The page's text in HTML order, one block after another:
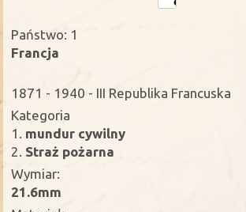
Państwo: 1
Francja
1871 - 1940 - III Republika Francuska
Kategoria
1. mundur cywilny
2. Straż pożarna
Wymiar:
21.6mm